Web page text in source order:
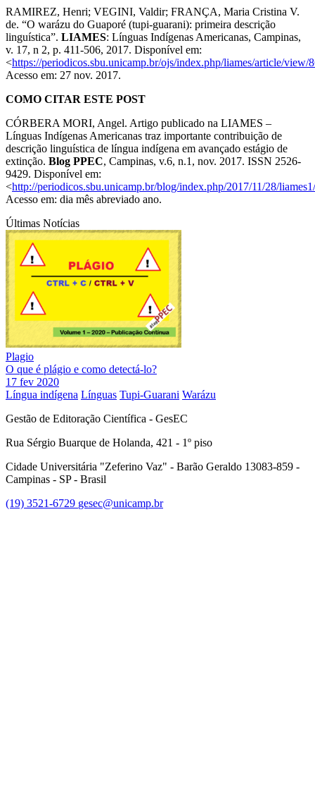
RAMIREZ, Henri; VEGINI, Valdir; FRANÇA, Maria Cristina V.
de. “O warázu do Guaporé (tupi-guarani): primeira descrição
linguística”. LIAMES: Línguas Indígenas Americanas, Campinas,
v. 17, n 2, p. 411-506, 2017. Disponível em:
<https://periodicos.sbu.unicamp.br/ojs/index.php/liames/article/view/
Acesso em: 27 nov. 2017.
COMO CITAR ESTE POST
CÓRBERA MORI, Angel. Artigo publicado na LIAMES –
Línguas Indígenas Americanas traz importante contribuição de
descrição linguística de língua indígena em avançado estágio de
extinção. Blog PPEC, Campinas, v.6, n.1, nov. 2017. ISSN 2526-
9429. Disponível em:
<http://periodicos.sbu.unicamp.br/blog/index.php/2017/11/28/liames1/
Acesso em: dia mês abreviado ano.
Últimas Notícias
Plagio
O que é plágio e como detectá-lo?
17 fev 2020
Língua indígena Línguas Tupi-Guarani Warázu
Gestão de Editoração Científica - GesEC
Rua Sérgio Buarque de Holanda, 421 - 1º piso
Cidade Universitária "Zeferino Vaz" - Barão Geraldo 13083-859 -
Campinas - SP - Brasil
(19) 3521-6729 gesec@unicamp.br